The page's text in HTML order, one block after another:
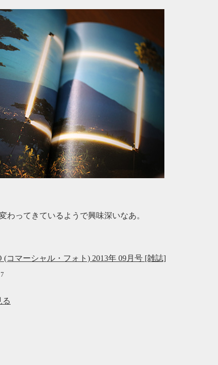
わってきているようで興味深いなあ。
(コマーシャル・フォト) 2013年 09月号 [雑誌]
る